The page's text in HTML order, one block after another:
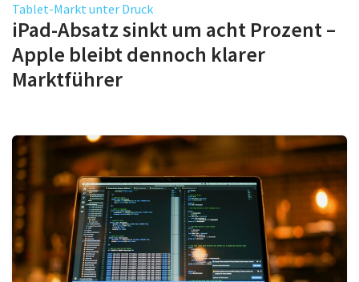
Tablet-Markt unter Druck
iPad-Absatz sinkt um acht Prozent –
Apple bleibt dennoch klarer
Marktführer